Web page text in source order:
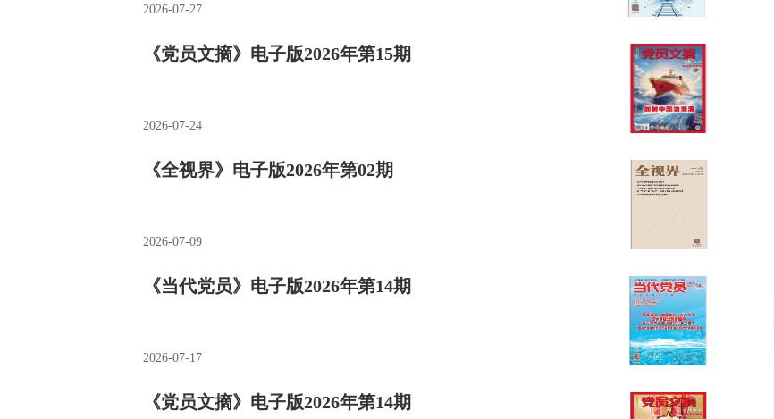
2026-07-27
《党员文摘》电子版2026年第15期
2026-07-24
《全视界》电子版2026年第02期
2026-07-09
《当代党员》电子版2026年第14期
2026-07-17
《党员文摘》电子版2026年第14期